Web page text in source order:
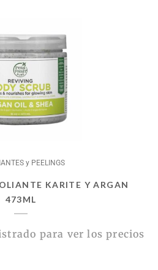
y PEELINGS
KARITE Y ARGAN
473ML
para ver los precios